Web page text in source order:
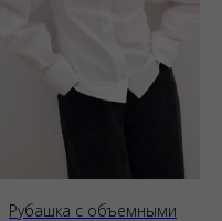
Рубашка с объемными